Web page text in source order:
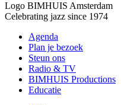
Logo BIMHUIS Amsterdam
Celebrating jazz since 1974
Agenda
Plan je bezoek
Steun ons
Radio & TV
BIMHUIS Productions
Educatie